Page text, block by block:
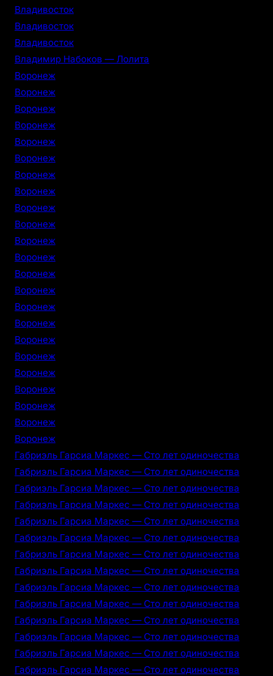
Владивосток
Владивосток
Владивосток
Владимир Набоков — Лолита
Воронеж
Воронеж
Воронеж
Воронеж
Воронеж
Воронеж
Воронеж
Воронеж
Воронеж
Воронеж
Воронеж
Воронеж
Воронеж
Воронеж
Воронеж
Воронеж
Воронеж
Воронеж
Воронеж
Воронеж
Воронеж
Воронеж
Воронеж
Габриэль Гарсиа Маркес — Сто лет одиночества
Габриэль Гарсиа Маркес — Сто лет одиночества
Габриэль Гарсиа Маркес — Сто лет одиночества
Габриэль Гарсиа Маркес — Сто лет одиночества
Габриэль Гарсиа Маркес — Сто лет одиночества
Габриэль Гарсиа Маркес — Сто лет одиночества
Габриэль Гарсиа Маркес — Сто лет одиночества
Габриэль Гарсиа Маркес — Сто лет одиночества
Габриэль Гарсиа Маркес — Сто лет одиночества
Габриэль Гарсиа Маркес — Сто лет одиночества
Габриэль Гарсиа Маркес — Сто лет одиночества
Габриэль Гарсиа Маркес — Сто лет одиночества
Габриэль Гарсиа Маркес — Сто лет одиночества
Габриэль Гарсиа Маркес — Сто лет одиночества